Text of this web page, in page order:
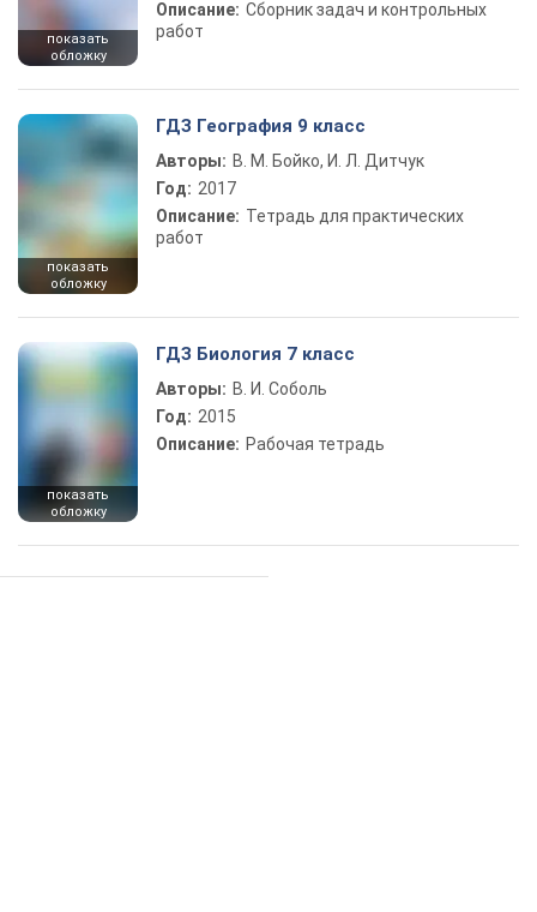
показать
обложку
Описание: Сборник задач и контрольных
работ
показать
обложку
ГДЗ География 9 класс
Авторы: В. М. Бойко, И. Л. Дитчук
Год: 2017
Описание: Тетрадь для практических
работ
показать
обложку
ГДЗ Биология 7 класс
Авторы: В. И. Соболь
Год: 2015
Описание: Рабочая тетрадь